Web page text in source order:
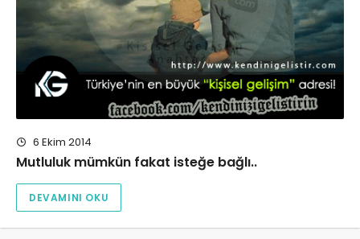
6 Ekim 2014
Mutluluk mümkün fakat isteğe bağlı..
DEVAMINI OKU